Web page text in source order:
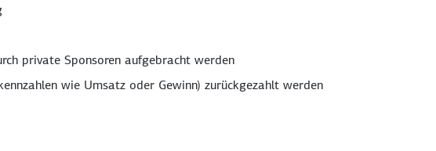
private Sponsoren aufgebracht werden
wie Umsatz oder Gewinn) zurückgezahlt werden